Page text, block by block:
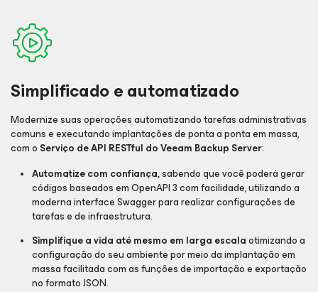
Simplificado e automatizado
Modernize suas operações automatizando tarefas administrativas
comuns e executando implantações de ponta a ponta em massa,
com o Serviço de API RESTful do Veeam Backup Server:
Automatize com confiança,sabendo que você poderá gerar
códigos baseados em OpenAPI 3 com facilidade, utilizando a
moderna interface Swagger para realizar configurações de
tarefas e de infraestrutura.
Simplifique a vida até mesmo em larga escalaotimizando a
configuração do seu ambiente por meio da implantação em
massa facilitada com as funções de importação e exportação
no formato JSON.